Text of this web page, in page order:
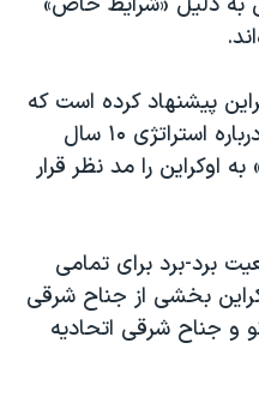
پیشنهاد کرده است که
ناتو در نشست ماه ژوئن خود درباره استراتژی ۱۰ سال
اوکراین را مد نظر قرار
برد-برد برای تمامی
بخشی از جناح شرقی
و جناح شرقی اتحادیه